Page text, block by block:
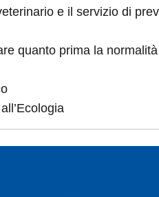
e il servizio di
quanto prima la